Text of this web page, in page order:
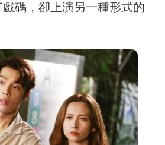
碼，卻上演另一種形式的